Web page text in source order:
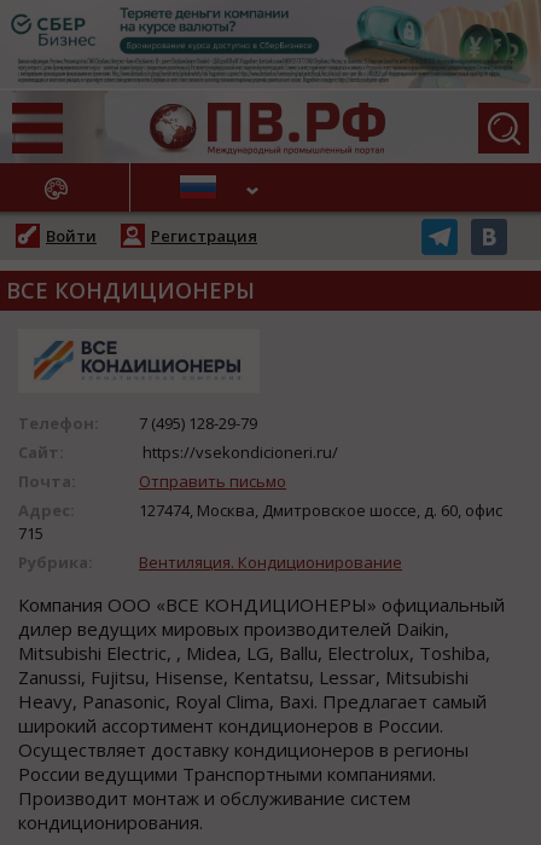
НОВОСТИ
Войти Регистрация
ВСЕ КОНДИЦИОНЕРЫ
Телефон:
7 (495) 128-29-79
Сайт:
https://vsekondicioneri.ru/
Почта:
Отправить письмо
Адрес:
127474, Москва, Дмитровское шоссе, д. 60, офис
715
Рубрика:
Вентиляция. Кондиционирование
Компания ООО «ВСЕ КОНДИЦИОНЕРЫ» официальный
дилер ведущих мировых производителей Daikin,
Mitsubishi Electric, , Midea, LG, Ballu, Electrolux, Toshiba,
Zanussi, Fujitsu, Hisense, Kentatsu, Lessar, Mitsubishi
Heavy, Panasonic, Royal Clima, Baxi. Предлагает самый
широкий ассортимент кондиционеров в России.
Осуществляет доставку кондиционеров в регионы
России ведущими Транспортными компаниями.
Производит монтаж и обслуживание систем
кондиционирования.